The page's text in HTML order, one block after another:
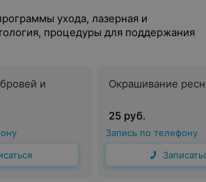
ухода, лазерная и
процедуры для поддержания
и
Окрашивание
25 руб.
Запись по телефону